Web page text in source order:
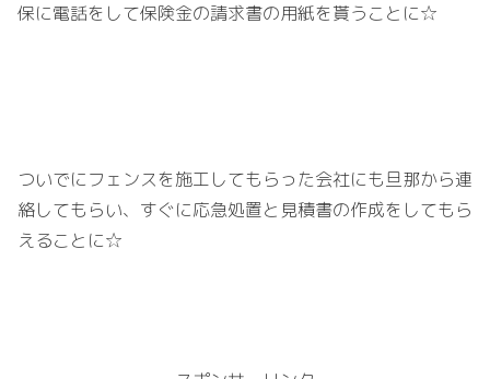
保に電話をして保険金の請求書の用紙を貰うことに☆
ついでにフェンスを施工してもらった会社にも旦那から連
絡してもらい、すぐに応急処置と見積書の作成をしてもら
えることに☆